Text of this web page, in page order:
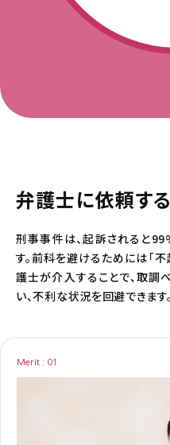
弁護士に依頼す
刑事事件は、起訴されると
す。前科を避けるためには「
護士が介入することで、取調
い、不利な状況を回避できます。
Merit : 01